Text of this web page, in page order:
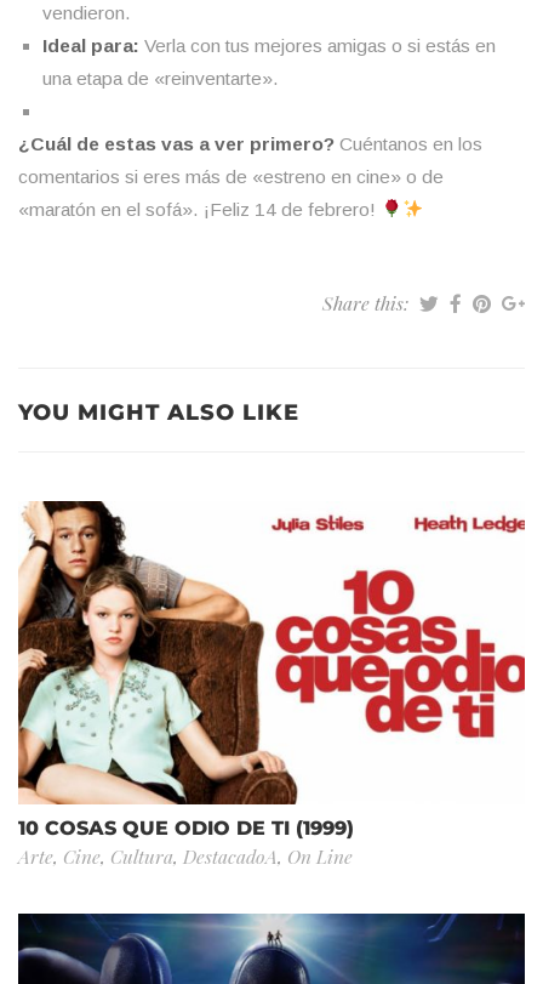
vendieron.
Ideal para: Verla con tus mejores amigas o si estás en
una etapa de «reinventarte».
¿Cuál de estas vas a ver primero? Cuéntanos en los
comentarios si eres más de «estreno en cine» o de
«maratón en el sofá». ¡Feliz 14 de febrero!
Share this:
YOU MIGHT ALSO LIKE
10 COSAS QUE ODIO DE TI (1999)
Arte, Cine, Cultura, DestacadoA, On Line